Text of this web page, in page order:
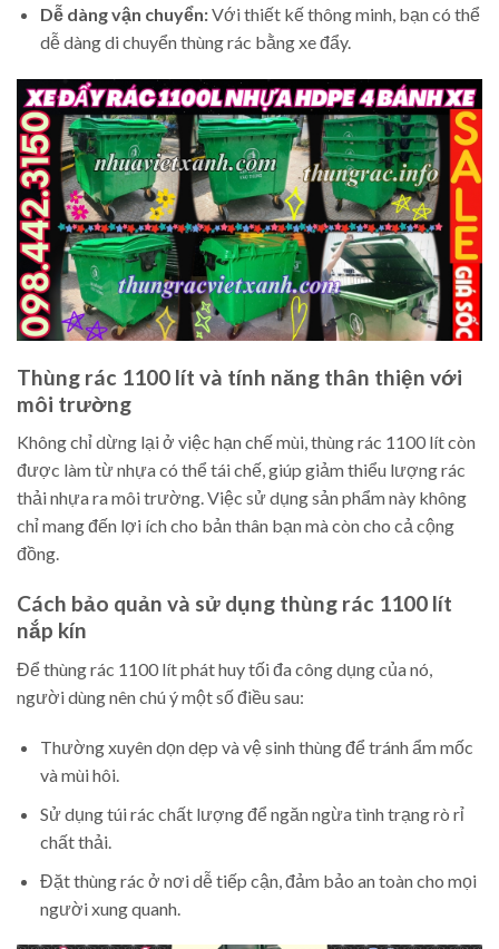
Dễ dàng vận chuyển:Với thiết kế thông minh, bạn có thể
dễ dàng di chuyển thùng rác bằng xe đẩy.
Thùng rác 1100 lít và tính năng thân thiện với
môi trường
Không chỉ dừng lại ở việc hạn chế mùi, thùng rác 1100 lít còn
được làm từ nhựa có thể tái chế, giúp giảm thiểu lượng rác
thải nhựa ra môi trường. Việc sử dụng sản phẩm này không
chỉ mang đến lợi ích cho bản thân bạn mà còn cho cả cộng
đồng.
Cách bảo quản và sử dụng thùng rác 1100 lít
nắp kín
Để thùng rác 1100 lít phát huy tối đa công dụng của nó,
người dùng nên chú ý một số điều sau:
Thường xuyên dọn dẹp và vệ sinh thùng để tránh ẩm mốc
và mùi hôi.
Sử dụng túi rác chất lượng để ngăn ngừa tình trạng rò rỉ
chất thải.
Đặt thùng rác ở nơi dễ tiếp cận, đảm bảo an toàn cho mọi
người xung quanh.